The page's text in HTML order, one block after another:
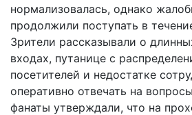
нормализовалась, однако
продолжили поступать в
Зрители рассказывали о
входах, путанице с
посетителей и недостатке
оперативно отвечать на
фанаты утверждали, что на